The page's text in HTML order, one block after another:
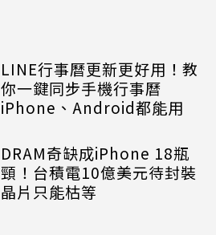
LINE行事曆更新更好用！教
你一鍵同步手機行事曆
iPhone、Android都能用
DRAM奇缺成iPhone 18瓶
頸！台積電10億美元待封裝
晶片只能枯等